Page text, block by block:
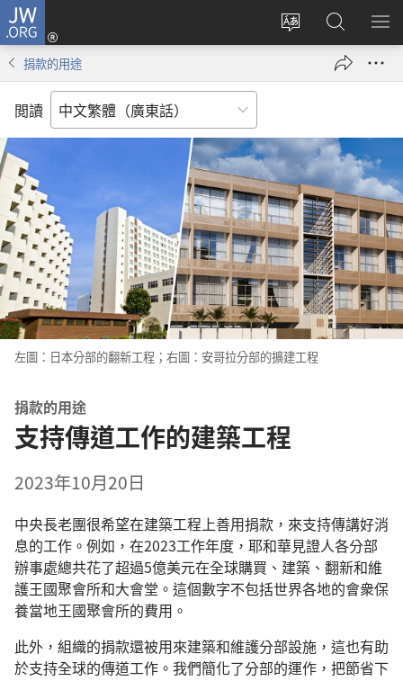
JW.ORG
更
言
登
錄
（開
窗）
搜
尋
JW.ORG
顯
捐款的用途
閲讀
左圖：日本分部的翻新工程；右圖：安哥拉分部的擴建工程
捐款的用途
支持傳道工作的建築工程
2023年10月20日
中央長老團很希望在建築工程上善用捐款，來支持傳講好消
息的工作。例如，在2023工作年度，耶和華見證人各分部
辦事處總共花了超過5億美元在全球購買、建築、翻新和維
護王國聚會所和大會堂。這個數字不包括世界各地的會衆保
養當地王國聚會所的費用。
此外，組織的捐款還被用來建築和維護分部設施，這也有助
於支持全球的傳道工作。我們簡化了分部的運作，把節省下